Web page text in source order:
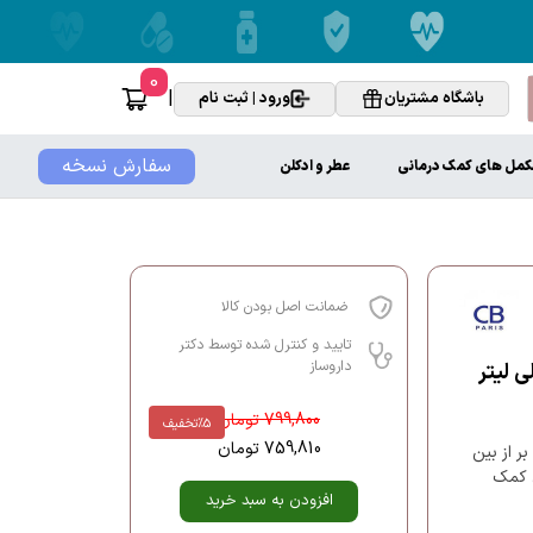
باشگاه مشتریان ورود | ثبت نام |
0
سفارش نسخه های کمک درمانی عطر و ادکلن
از بین
کمک
ضمانت اصل بودن کالا
تایید و کنترل شده توسط دکتر
داروساز
%5تخفیف 799,800تومان
759,810 تومان
افزودن به سبد خرید